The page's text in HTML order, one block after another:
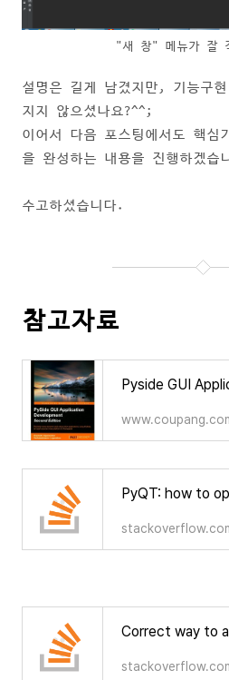
"새 창" 메뉴가 잘
설명은 길게 남겼지만, 기능구
지지 않으셨나요?^^;
이어서 다음 포스팅에서도 핵심
을 완성하는 내용을 진행하겠습
수고하셨습니다.
참고자료
Pyside GUI
PyQT: how to